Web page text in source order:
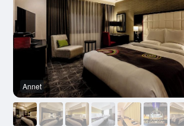
Annet